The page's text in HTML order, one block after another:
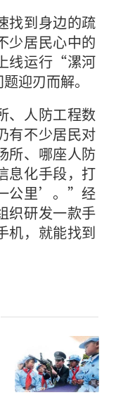
找到身边的疏
少居民心中的
线运行“漯河
迎刃而解。
、人防工程数
有不少居民对
所、哪座人防
息化手段，打
公里’。”经
织研发一款手
机，就能找到
，筛选出位
式等4类信
要求他们按
的目标，研